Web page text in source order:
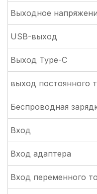
Выходное
USB-выход
Выход Type-C
выход постоянного
Беспроводная
Вход
Вход адаптера
Вход переменного